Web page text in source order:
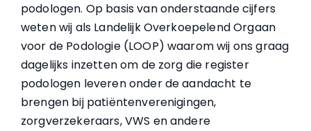
podologen. Op basis van onderstaande cijfers
weten wij als Landelijk Overkoepelend Orgaan
voor de Podologie (LOOP) waarom wij ons graag
dagelijks inzetten om de zorg die register
podologen leveren onder de aandacht te
brengen bij patiëntenverenigingen,
zorgverzekeraars, VWS en andere